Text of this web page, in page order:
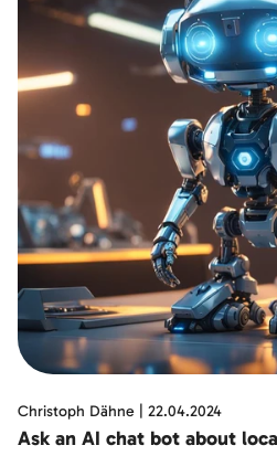
Christoph Dähne 22.04.2024
Ask an AI chat bot about